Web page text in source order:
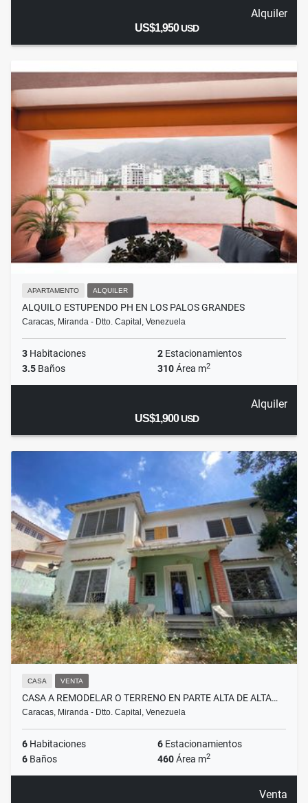
Alquiler
US$1,950USD
APARTAMENTO ALQUILER
ALQUILO ESTUPENDO PH EN LOS PALOS GRANDES
Caracas, Miranda - Dtto. Capital, Venezuela
3 Habitaciones 2 Estacionamientos
3.5 Baños 310Área m2
Alquiler
US$1,900USD
CASA VENTA
CASA A REMODELAR O TERRENO EN PARTE ALTA DE ALTA…
Caracas, Miranda - Dtto. Capital, Venezuela
6 Habitaciones 6 Estacionamientos
6 Baños 460Área m2
Venta